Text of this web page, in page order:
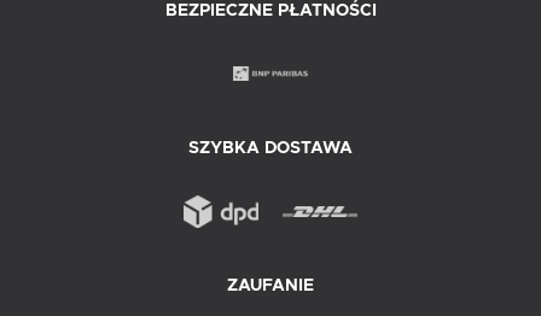
BEZPIECZNE PŁATNOŚCI
SZYBKA DOSTAWA
ZAUFANIE